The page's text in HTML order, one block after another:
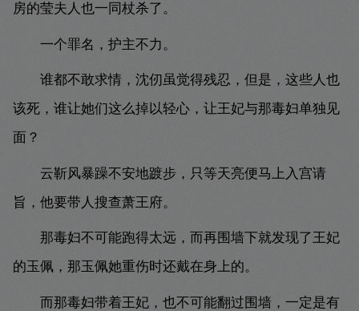
房的莹夫人也一同杖杀了。
一个罪名，护主不力。
谁都不敢求情，沈仞虽觉得残忍，但是，这些人也
该死，谁让她们这么掉以轻心，让王妃与那毒妇单独见
面？
云靳风暴躁不安地踱步，只等天亮便马上入宫请
旨，他要带人搜查萧王府。
那毒妇不可能跑得太远，而再围墙下就发现了王妃
的玉佩，那玉佩她重伤时还戴在身上的。
而那毒妇带着王妃，也不可能翻过围墙，一定是有